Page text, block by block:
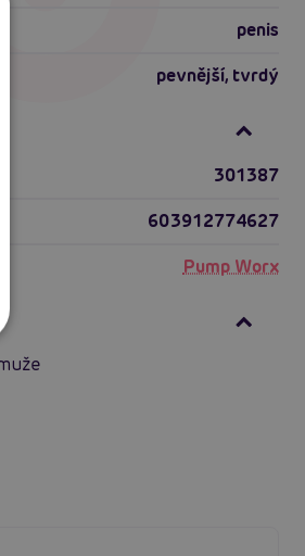
penis
pevnější, tvrdý
301387
603912774627
Pump Worx